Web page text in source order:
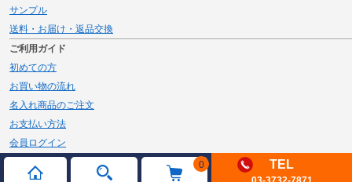
0 TEL
サンプル
送料・お届け・返品交換
ご利用ガイド
初めての方
お買い物の流れ
名入れ商品のご注文
お支払い方法
会員ログイン
メルマガ登録